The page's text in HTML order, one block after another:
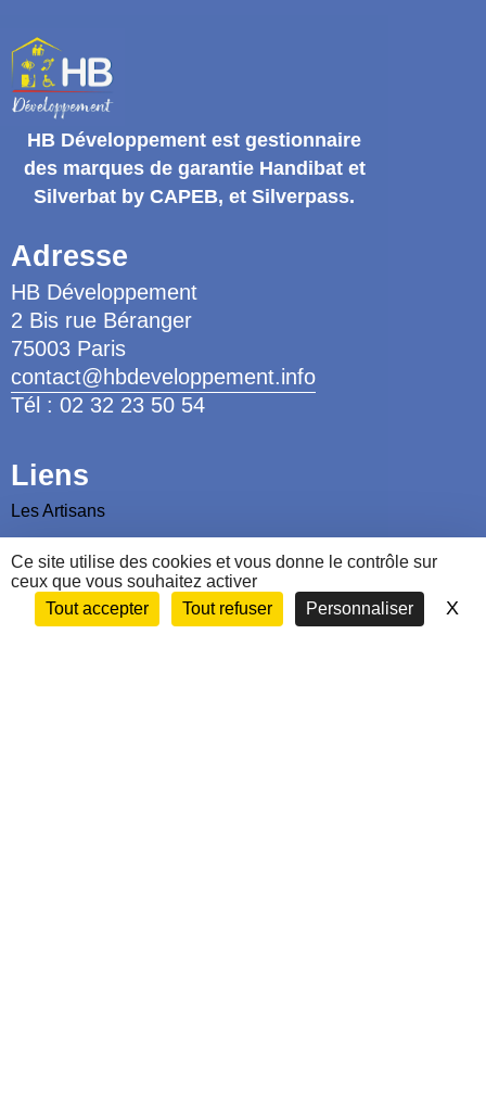
Ce site utilise des cookies et vous donne le contrôle sur
ceux que vous souhaitez activer
Tout accepter
Tout refuser Personnaliser X
HB Développement est gestionnaire
des marques de garantie Handibat et
Silverbat by CAPEB, et Silverpass.
Adresse
HB Développement
2 Bis rue Béranger
75003 Paris
contact@hbdeveloppement.info
Tél : 02 32 23 50 54
Liens
Les Artisans
Nous contacter